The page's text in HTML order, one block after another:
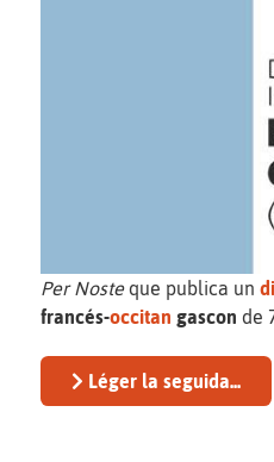
Per Nosteque publica un
francés-occitan gascon de
Léger la seguida...